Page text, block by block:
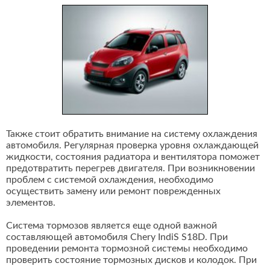
Также стоит обратить внимание на систему охлаждения
автомобиля. Регулярная проверка уровня охлаждающей
жидкости, состояния радиатора и вентилятора поможет
предотвратить перегрев двигателя. При возникновении
проблем с системой охлаждения, необходимо
осуществить замену или ремонт поврежденных
элементов.
Система тормозов является еще одной важной
составляющей автомобиля Chery IndiS S18D. При
проведении ремонта тормозной системы необходимо
проверить состояние тормозных дисков и колодок. При